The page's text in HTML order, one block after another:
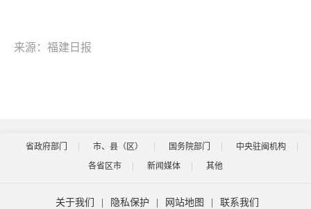
来源：福建日报
省政府部门 市、县（区） 国务院部门
中央驻闽机构
各省区市
新闻媒体 其他
关于我们 隐私保护 网站地图 联系我们